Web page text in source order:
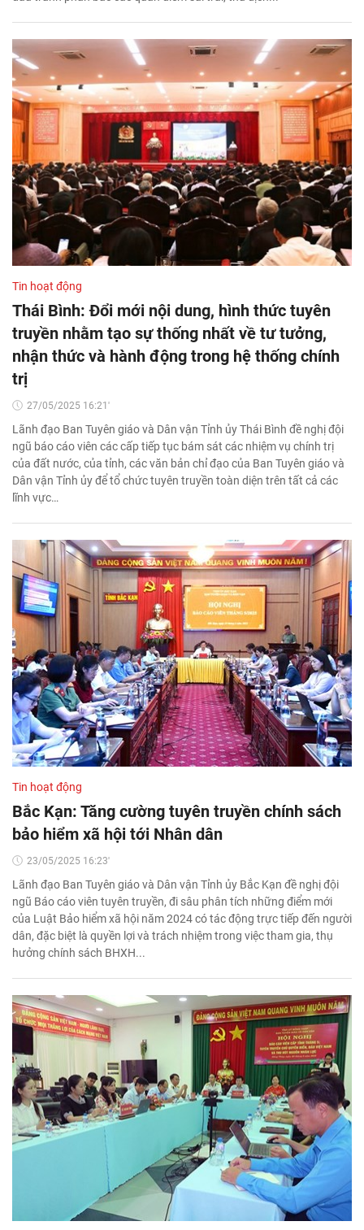
Tin hoạt động
Thái Bình: Đổi mới nội dung, hình thức tuyên
truyền nhằm tạo sự thống nhất về tư tưởng,
nhận thức và hành động trong hệ thống chính
trị
27/05/2025 16:21'
Lãnh đạo Ban Tuyên giáo và Dân vận Tỉnh ủy Thái Bình đề nghị đội
ngũ báo cáo viên các cấp tiếp tục bám sát các nhiệm vụ chính trị
của đất nước, của tỉnh, các văn bản chỉ đạo của Ban Tuyên giáo và
Dân vận Tỉnh ủy để tổ chức tuyên truyền toàn diện trên tất cả các
lĩnh vực…
Tin hoạt động
Bắc Kạn: Tăng cường tuyên truyền chính sách
bảo hiểm xã hội tới Nhân dân
23/05/2025 16:23'
Lãnh đạo Ban Tuyên giáo và Dân vận Tỉnh ủy Bắc Kạn đề nghị đội
ngũ Báo cáo viên tuyên truyền, đi sâu phân tích những điểm mới
của Luật Bảo hiểm xã hội năm 2024 có tác động trực tiếp đến người
dân, đặc biệt là quyền lợi và trách nhiệm trong việc tham gia, thụ
hưởng chính sách BHXH...